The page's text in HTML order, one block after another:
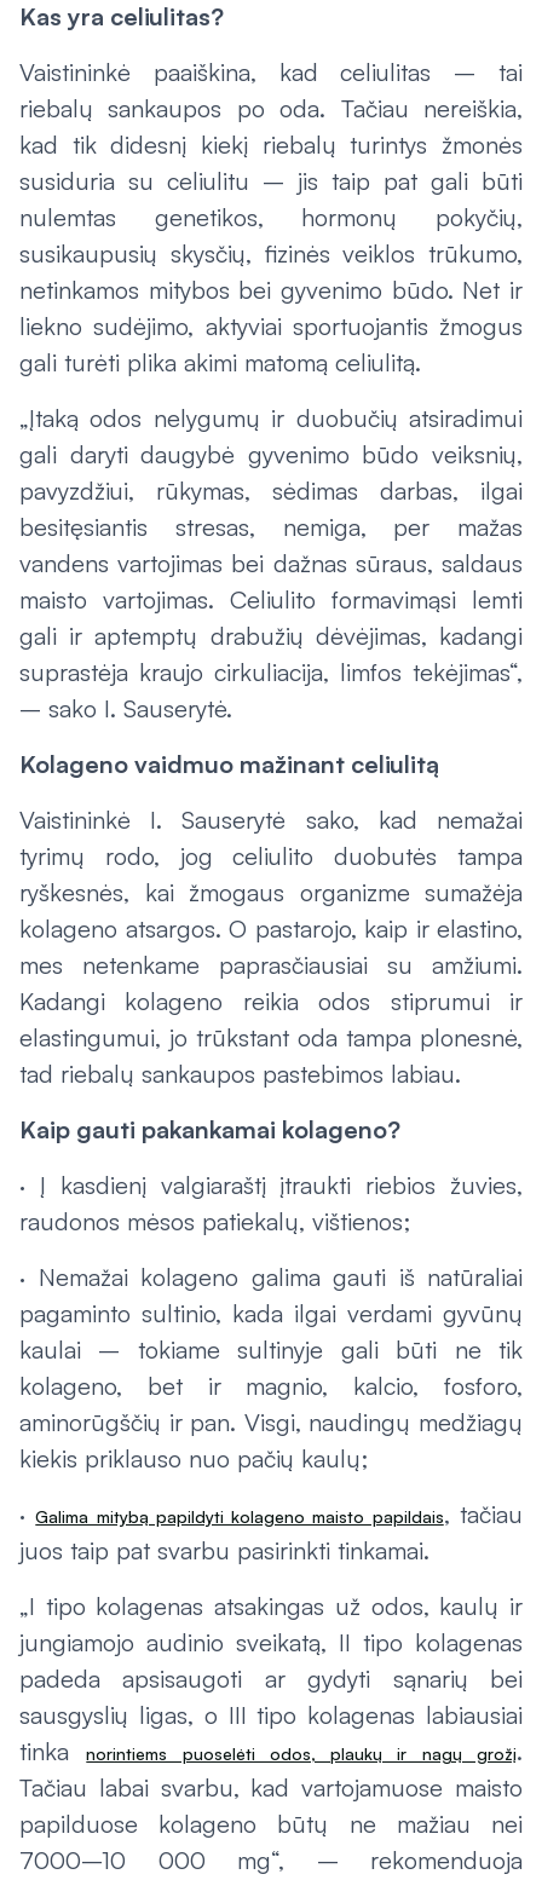
Kas yra celiulitas?
Vaistininkė paaiškina, kad celiulitas – tai
riebalų sankaupos po oda. Tačiau nereiškia,
kad tik didesnį kiekį riebalų turintys žmonės
susiduria su celiulitu – jis taip pat gali būti
nulemtas genetikos, hormonų pokyčių,
susikaupusių skysčių, fizinės veiklos trūkumo,
netinkamos mitybos bei gyvenimo būdo. Net ir
liekno sudėjimo, aktyviai sportuojantis žmogus
gali turėti plika akimi matomą celiulitą.
„Įtaką odos nelygumų ir duobučių atsiradimui
gali daryti daugybė gyvenimo būdo veiksnių,
pavyzdžiui, rūkymas, sėdimas darbas, ilgai
besitęsiantis stresas, nemiga, per mažas
vandens vartojimas bei dažnas sūraus, saldaus
maisto vartojimas. Celiulito formavimąsi lemti
gali ir aptemptų drabužių dėvėjimas, kadangi
suprastėja kraujo cirkuliacija, limfos tekėjimas“,
– sako I. Sauserytė.
Kolageno vaidmuo mažinant celiulitą
Vaistininkė I. Sauserytė sako, kad nemažai
tyrimų rodo, jog celiulito duobutės tampa
ryškesnės, kai žmogaus organizme sumažėja
kolageno atsargos. O pastarojo, kaip ir elastino,
mes netenkame paprasčiausiai su amžiumi.
Kadangi kolageno reikia odos stiprumui ir
elastingumui, jo trūkstant oda tampa plonesnė,
tad riebalų sankaupos pastebimos labiau.
Kaip gauti pakankamai kolageno?
· Į kasdienį valgiaraštį įtraukti riebios žuvies,
raudonos mėsos patiekalų, vištienos;
· Nemažai kolageno galima gauti iš natūraliai
pagaminto sultinio, kada ilgai verdami gyvūnų
kaulai – tokiame sultinyje gali būti ne tik
kolageno, bet ir magnio, kalcio, fosforo,
aminorūgščių ir pan. Visgi, naudingų medžiagų
kiekis priklauso nuo pačių kaulų;
·Galima mitybą papildyti kolageno maisto papildais, tačiau
juos taip pat svarbu pasirinkti tinkamai.
„I tipo kolagenas atsakingas už odos, kaulų ir
jungiamojo audinio sveikatą, II tipo kolagenas
padeda apsisaugoti ar gydyti sąnarių bei
sausgyslių ligas, o III tipo kolagenas labiausiai
tinkanorintiems puoselėti odos, plaukų ir nagų grožį.
Tačiau labai svarbu, kad vartojamuose maisto
papilduose kolageno būtų ne mažiau nei
7000–10 000 mg“, – rekomenduoja